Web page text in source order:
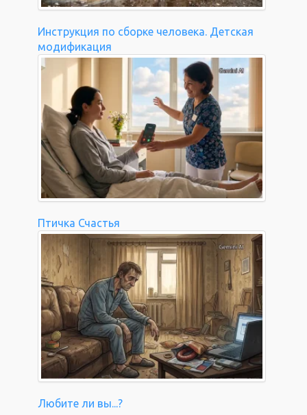
Инструкция по сборке человека. Детская
модификация
Птичка Счастья
Любите ли вы...?